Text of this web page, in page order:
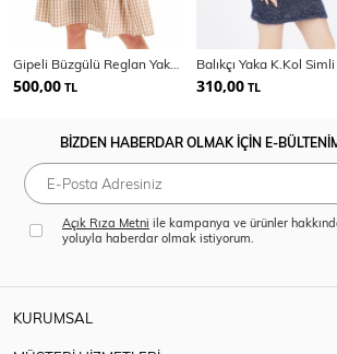
500,00 TL 310,00 TL
BİZDEN HABERDAR OLMAK İÇİN E-
Açık Rıza Metni ile kampanya ve ürünler
yoluyla haberdar olmak istiyorum.
KURUMSAL